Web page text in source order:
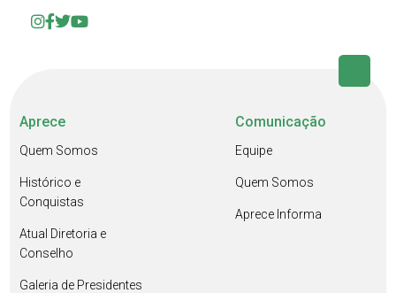
Aprece
Quem Somos
Histórico e
Conquistas
Atual Diretoria e
Conselho
Galeria de Presidentes
Comunicação
Equipe
Quem Somos
Aprece Informa